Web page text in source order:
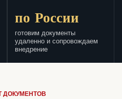
по России
готовим документы
удаленно и сопровождаем
внедрение
ДОКУМЕНТОВ